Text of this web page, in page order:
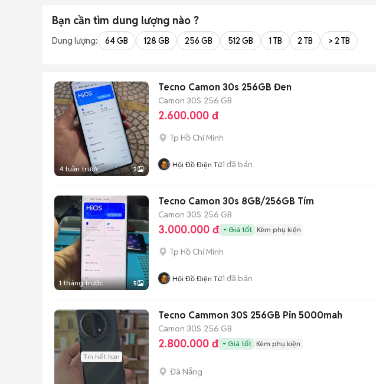
Bạn cần tìm dung lượng nào ?
Dung lượng: 64 GB 128 GB 256 GB 512 GB 1 TB 2 TB > 2 TB
4 tuần trước 2
Tecno Camon 30s 256GB Đen
Camon 30S 256 GB
2.600.000 đ
Tp Hồ Chí Minh
Hội Đồ Điện Tử1 đã bán
1 tháng trước 5
Tecno Camon 30s 8GB/256GB Tím
Camon 30S 256 GB
3.000.000 đ Giá tốt Kèm phụ kiện
Tp Hồ Chí Minh
Hội Đồ Điện Tử1 đã bán
Tin hết hạn
Tecno Cammon 30S 256GB Pin 5000mah
Camon 30S 256 GB
2.800.000 đ Giá tốt Kèm phụ kiện
Đà Nẵng